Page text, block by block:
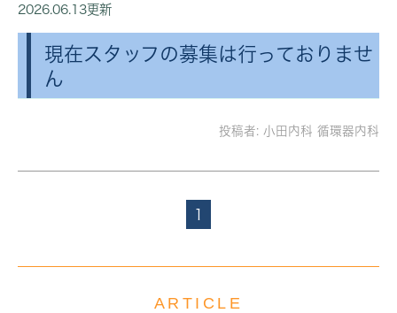
2026.06.13更新
現在スタッフの募集は行っておりませ
ん
投稿者: 小田内科 循環器内科
1
ARTICLE